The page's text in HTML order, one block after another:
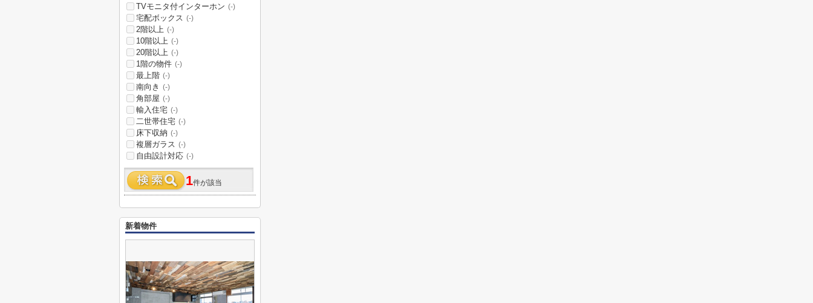
TVモニタ付インターホン (-)
宅配ボックス (-)
2階以上 (-)
10階以上 (-)
20階以上 (-)
1階の物件 (-)
最上階 (-)
南向き (-)
角部屋 (-)
輸入住宅 (-)
二世帯住宅 (-)
床下収納 (-)
複層ガラス (-)
自由設計対応 (-)
1件が該当
新着物件